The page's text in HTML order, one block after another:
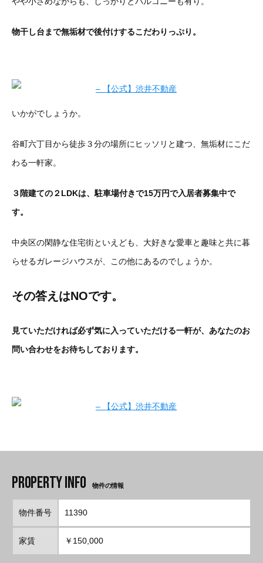
物干し台まで無垢材で後付けするこだわりっぷり。
いかがでしょうか。
谷町六丁目から徒歩３分の場所にヒッソリと建つ、無垢材にこだ
わる一軒家。
３階建ての２LDKは、駐車場付きで15万円で入居者募集中で
す。
中央区の閑静な住宅街といえども、大好きな愛車と趣味と共に暮
らせるガレージハウスが、この他にあるのでしょうか。
その答えはNOです。
見ていただければ必ず気に入っていただける一軒が、あなたのお
問い合わせをお待ちしております。
物件の情報
物件番号 11390
家賃 ￥150,000